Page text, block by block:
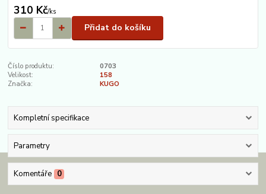
310 Kč/ks
Přidat do košíku
Číslo produktu:
0703
Velikost:
158
Značka:
KUGO
Kompletní specifikace
Parametry
Komentáře 0